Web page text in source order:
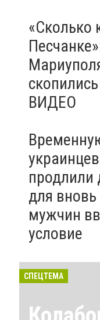
«Сколько
ВИДЕО
продлили
для
мужчин
условие
СПЕЦТЕМА